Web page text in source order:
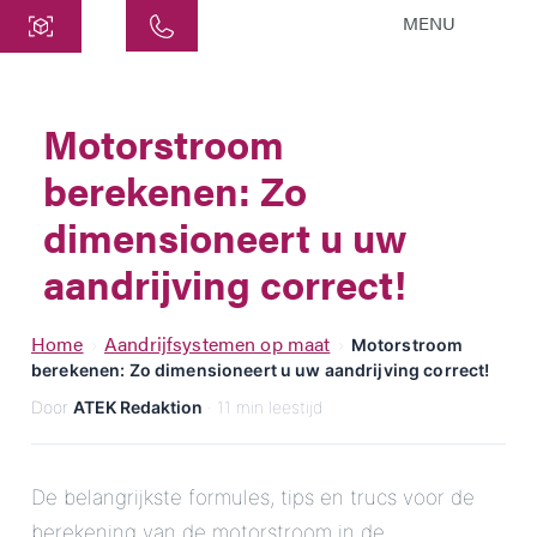
Siemensstraat 47
25462 Rellingen
info@atek.de
+49 4101 7953-0
Chat openen
Bedrijfsnaam
MENU
Motorstroom
berekenen: Zo
dimensioneert u uw
aandrijving correct!
Home Aandrijfsystemen op maat
Motorstroom
berekenen: Zo dimensioneert u uw aandrijving correct!
Door ATEK Redaktion · 11 min leestijd
De belangrijkste formules, tips en trucs voor de
berekening van de motorstroom in de